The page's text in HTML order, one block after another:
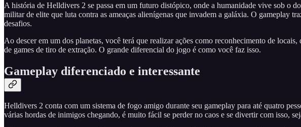
A história de Helldivers 2 se passa em um futuro distópico, onde a humanidade vive sob o
militar de elite que luta contra as ameaças alienígenas que invadem a galáxia. O gameplay
desafios.
Ao descer em um dos planetas, você terá que realizar ações como reconhecimento de
de games de tiro de extração. O grande diferencial do jogo é como você faz isso.
Gameplay diferenciado e interessante
Helldivers 2 conta com um sistema de fogo amigo durante seu gameplay para até quatro
várias hordas de inimigos chegando, é muito fácil se perder no caos e se divertir com isso,